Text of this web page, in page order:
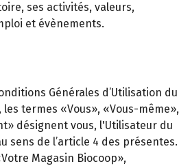
ses activités, valeurs,
et évènements.
Générales d’Utilisation du
les termes «Vous», «Vous-même»,
désignent vous, l'Utilisateur du
sens de l’article 4 des présentes.
Magasin Biocoop»,